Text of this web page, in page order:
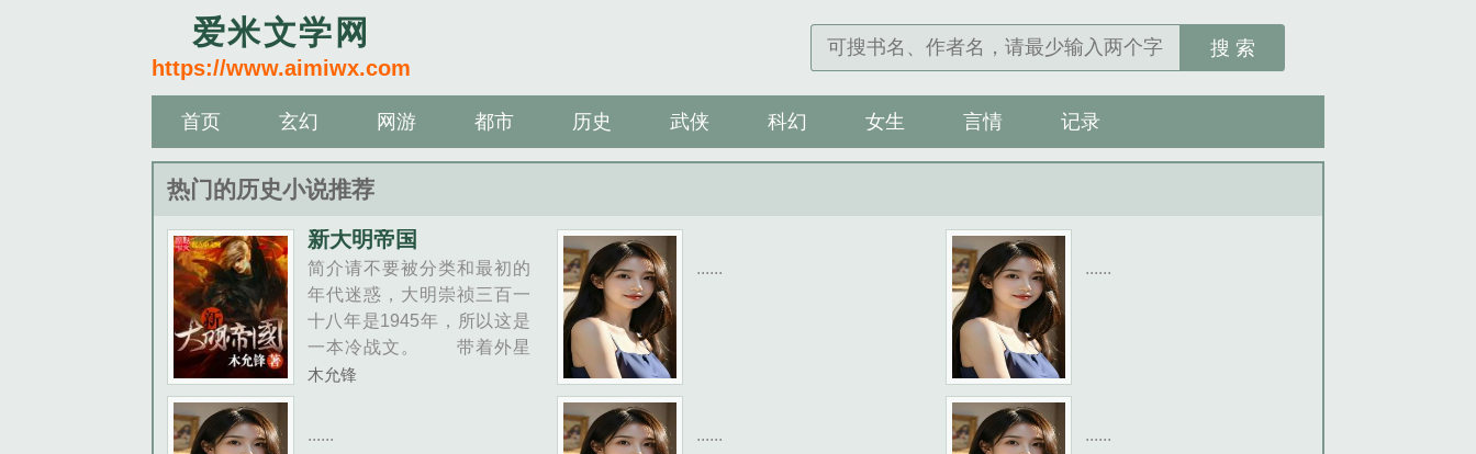
爱米文学网
https://www.aimiwx.com
搜 索
首页 玄幻 网游 都市 历史 武侠 科幻 女生 言情 记录
热门的历史小说推荐
新大明帝国
简介请不要被分类和最初的
年代迷惑，大明崇祯三百一
十八年是1945年，所以这是
一本冷战文。 带着外星
高等文明的宇宙飞船和大批
木允锋
...... ......
...... ...... ......